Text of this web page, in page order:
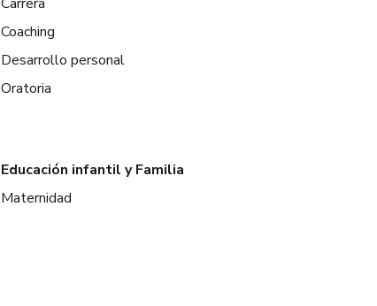
Coaching
Desarrollo personal
Oratoria
Educación infantil y Familia
Maternidad